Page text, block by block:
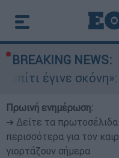
BREAKING NEWS:
έγινε σκόνη»: Οι
Πρωινή ενημέρωση:
➔ Δείτε τα
περισσότερα για τον
γιορτάζουν σήμερα